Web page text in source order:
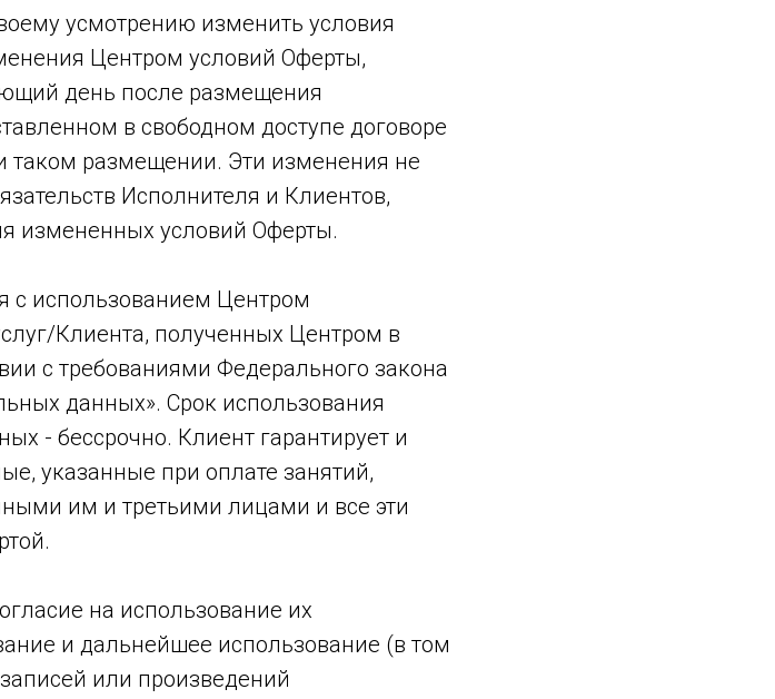
усмотрению изменить условия
Центром условий Оферты,
день после размещения
в свободном доступе договоре
таком размещении. Эти изменения не
Исполнителя и Клиентов,
измененных условий Оферты.
с использованием Центром
Клиента, полученных Центром в
с требованиями Федерального закона
данных». Срок использования
- бессрочно. Клиент гарантирует и
указанные при оплате занятий,
им и третьими лицами и все эти
на использование их
и дальнейшее использование (в том
или произведений